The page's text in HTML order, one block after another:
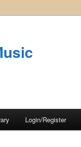
Login/Register